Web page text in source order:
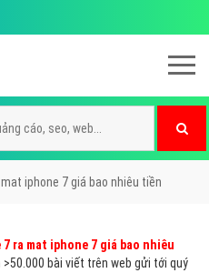
iphone 7 giá bao nhiêu tiền
7 ra mat iphone 7 giá bao nhiêu
bài viết trên web gửi tới quý